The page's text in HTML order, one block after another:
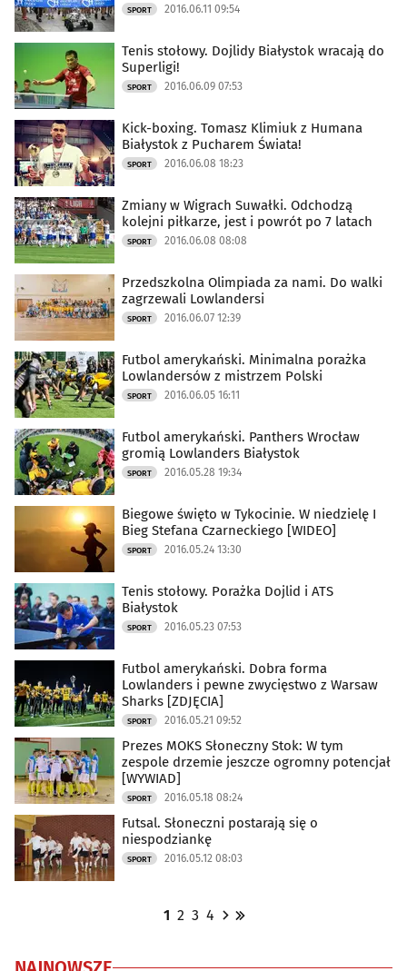
SPORT 2016.06.11 09:54
Tenis stołowy. Dojlidy Białystok wracają do
Superligi!
SPORT 2016.06.09 07:53
Kick-boxing. Tomasz Klimiuk z Humana
Białystok z Pucharem Świata!
SPORT 2016.06.08 18:23
Zmiany w Wigrach Suwałki. Odchodzą
kolejni piłkarze, jest i powrót po 7 latach
SPORT 2016.06.08 08:08
Przedszkolna Olimpiada za nami. Do walki
zagrzewali Lowlandersi
SPORT 2016.06.07 12:39
Futbol amerykański. Minimalna porażka
Lowlandersów z mistrzem Polski
SPORT 2016.06.05 16:11
Futbol amerykański. Panthers Wrocław
gromią Lowlanders Białystok
SPORT 2016.05.28 19:34
Biegowe święto w Tykocinie. W niedzielę I
Bieg Stefana Czarneckiego [WIDEO]
SPORT 2016.05.24 13:30
Tenis stołowy. Porażka Dojlid i ATS
Białystok
SPORT 2016.05.23 07:53
Futbol amerykański. Dobra forma
Lowlanders i pewne zwycięstwo z Warsaw
Sharks [ZDJĘCIA]
SPORT 2016.05.21 09:52
Prezes MOKS Słoneczny Stok: W tym
zespole drzemie jeszcze ogromny potencjał
[WYWIAD]
SPORT 2016.05.18 08:24
Futsal. Słoneczni postarają się o
niespodziankę
SPORT 2016.05.12 08:03
1 2 3 4